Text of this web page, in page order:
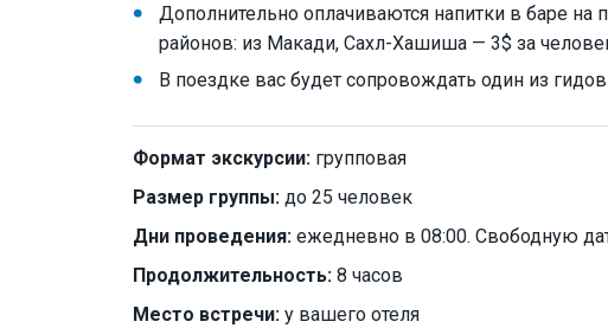
Дополнительно оплачиваются напитки в баре на
районов: из Макади, Сахл-Хашиша — 3$ за
В поездке вас будет сопровождать один из
Формат экскурсии: групповая
Размер группы: до 25 человек
Дни проведения: ежедневно в 08:00. Свободную
Продолжительность: 8 часов
Место встречи: у вашего отеля